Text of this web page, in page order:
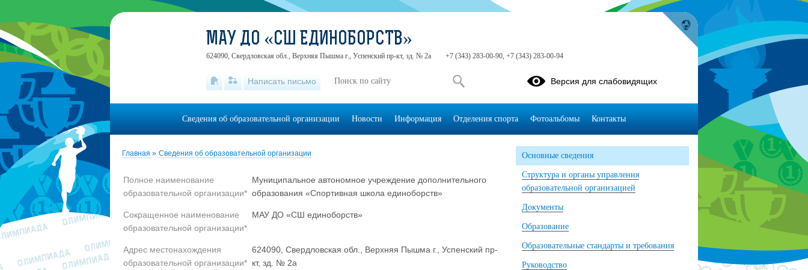
Главная » Сведения об образовательной организации
Полное наименование
образовательной организации*
Муниципальное автономное учреждение дополнительного
образования «Спортивная школа единоборств»
Сокращенное наименование
образовательной организации*
МАУ ДО «СШ единоборств»
Адрес местонахождения
образовательной организации*
624090, Свердловская обл., Верхняя Пышма г., Успенский пр-
кт, зд. № 2а
Основные сведения
Структура и органы управления
образовательной организацией
Документы
Образование
Образовательные стандарты и требования
Руководство
МАУ ДО «СШ ЕДИНОБОРСТВ»
624090, Свердловская обл., Верхняя Пышма г., Успенский пр-кт, зд. № 2а +7 (343) 283-00-90, +7 (343) 283-00-94
Написать письмо Версия для слабовидящих
Сведения об образовательной организации Новости Информация Отделения спорта Фотоальбомы Контакты